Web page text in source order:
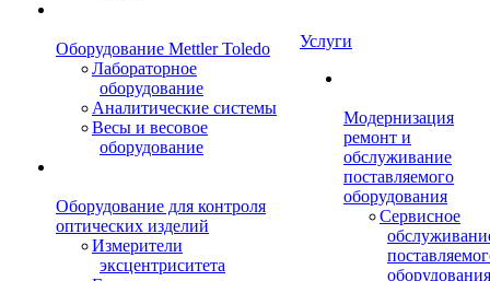
Оборудование Mettler Toledo
Лабораторное
оборудование
Аналитические системы
Весы и весовое
оборудование
Оборудование для контроля
оптических изделий
Измерители
эксцентриситета
Услуги
Модернизация
ремонт и
обслуживание
поставляемого
оборудования
Сервисное
оборудования